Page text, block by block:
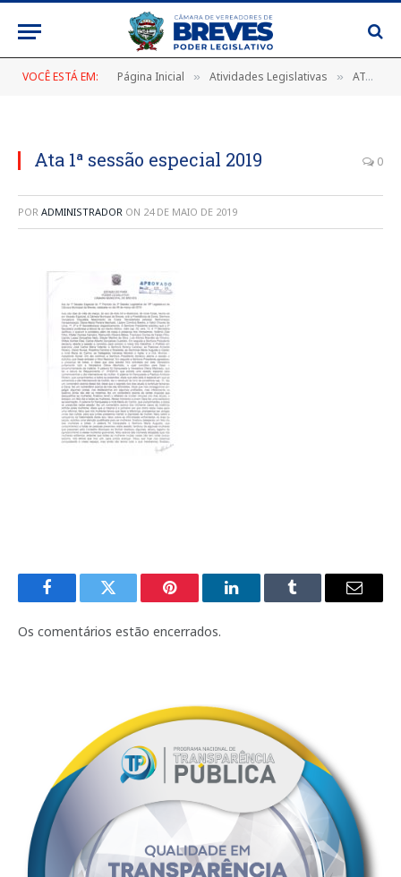
VOCÊ ESTÁ EM: Página Inicial » Atividades Legislativas » ATA DA 1ª SESSÃO ESPECIAL DO 1º PERÍODO DA 3ª SESSÃO LEGISLATIVA DA 18ª LEGISLATURA DA CÂMARA MUNICIPAL DE BREVES, REALIZADA NO DIA 08 DE MARÇO DE 2019
Ata 1ª sessão especial 2019 0
POR ADMINISTRADOR ON 24 DE MAIO DE 2019
FacebookTwitter Pinterest LinkedInTumblr
E-
Os comentários estão encerrados.